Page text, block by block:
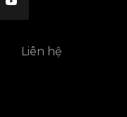
Liên hệ